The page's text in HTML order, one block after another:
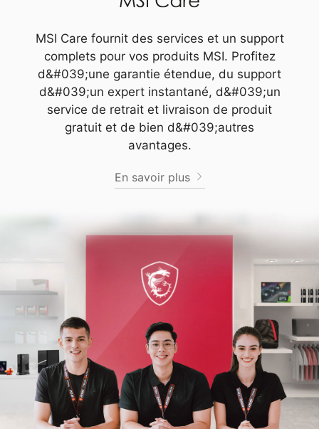
MSI Care fournit des services et un support
complets pour vos produits MSI. Profitez
d&#039;une garantie étendue, du support
d&#039;un expert instantané, d&#039;un
service de retrait et livraison de produit
gratuit et de bien d&#039;autres
avantages.
En savoir plus